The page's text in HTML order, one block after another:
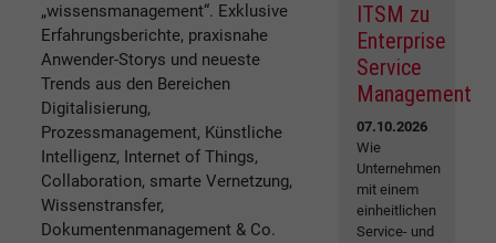
„wissensmanagement“. Exklusive
Erfahrungsberichte, praxisnahe
Anwender-Storys und neueste
Trends aus den Bereichen
Digitalisierung,
Prozessmanagement, Künstliche
Intelligenz, Internet of Things,
Collaboration, smarte Vernetzung,
Wissenstransfer,
Dokumentenmanagement & Co.
ITSM zu
Enterprise
Service
Management
07.10.2026
Wie
Unternehmen
mit einem
einheitlichen
Service- und